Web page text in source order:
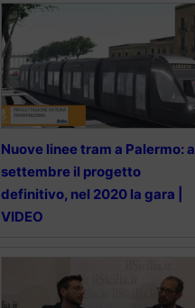
Nuove linee tram a Palermo: a
settembre il progetto
definitivo, nel 2020 la gara |
VIDEO